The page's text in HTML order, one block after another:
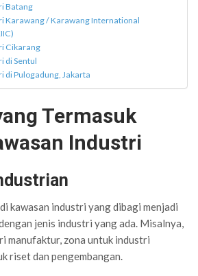
Batang
Karawang / Karawang International
Cikarang
di Sentul
di Pulogadung, Jakarta
Termasuk
Industri
kawasan industri yang dibagi menjadi
jenis industri yang ada. Misalnya,
manufaktur, zona untuk industri
riset dan pengembangan.